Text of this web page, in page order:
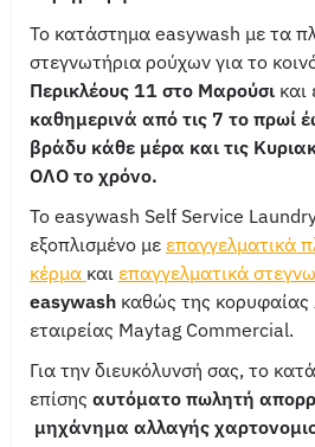
Το κατάστημα easywash με τα
στεγνωτήρια ρούχων για το
Περικλέους 11 στο Μαρούσι και
καθημερινά από τις 7 το πρωί
βράδυ κάθε μέρα και τις
ΟΛΟ το χρόνο.
Το easywash Self Service
εξοπλισμένο με επαγγελματικά
κέρμα και επαγγελματικά
easywash καθώς της κορυφαίας
εταιρείας Maytag Commercial.
Για την διευκόλυνσή σας, το
επίσης αυτόματο πωλητή
μηχάνημα αλλαγής